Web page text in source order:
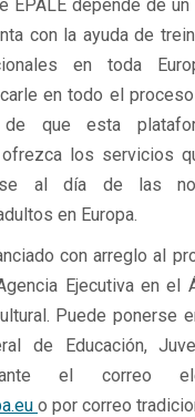
EPALE depende de
con la ayuda de
en toda
en todo el
que esta
los servicios
al día de las
en Europa.
con arreglo al
Ejecutiva en el
Puede ponerse
de Educación,
el correo
o por correo